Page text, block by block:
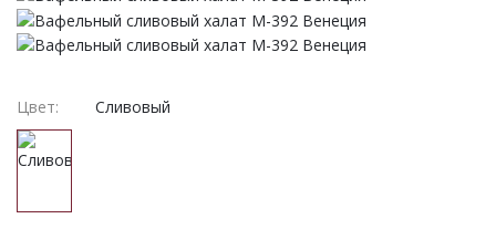
Женская одежда
Домашняя одежда
Цвет: Сливовый